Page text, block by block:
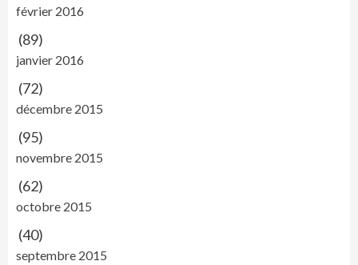
février 2016
(89)
janvier 2016
(72)
décembre 2015
(95)
novembre 2015
(62)
octobre 2015
(40)
septembre 2015